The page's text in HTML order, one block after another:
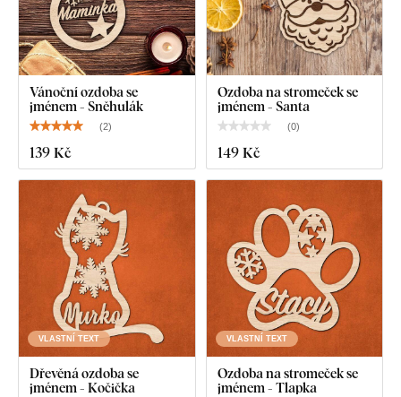
Vánoční ozdoba se
jménem - Sněhulák
(2)
139 Kč
Ozdoba na stromeček se
jménem - Santa
(0)
149 Kč
VLASTNÍ TEXT
Dřevěná ozdoba se
jménem - Kočička
VLASTNÍ TEXT
Ozdoba na stromeček se
jménem - Tlapka